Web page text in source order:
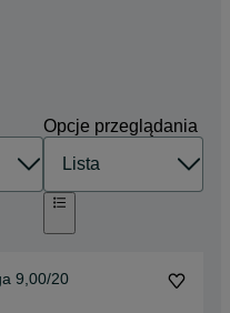
Opcje przeglądania
9,00/20